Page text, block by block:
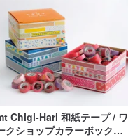
Chigi-Hari 和紙テープ / ワ
クショップカラーボックス